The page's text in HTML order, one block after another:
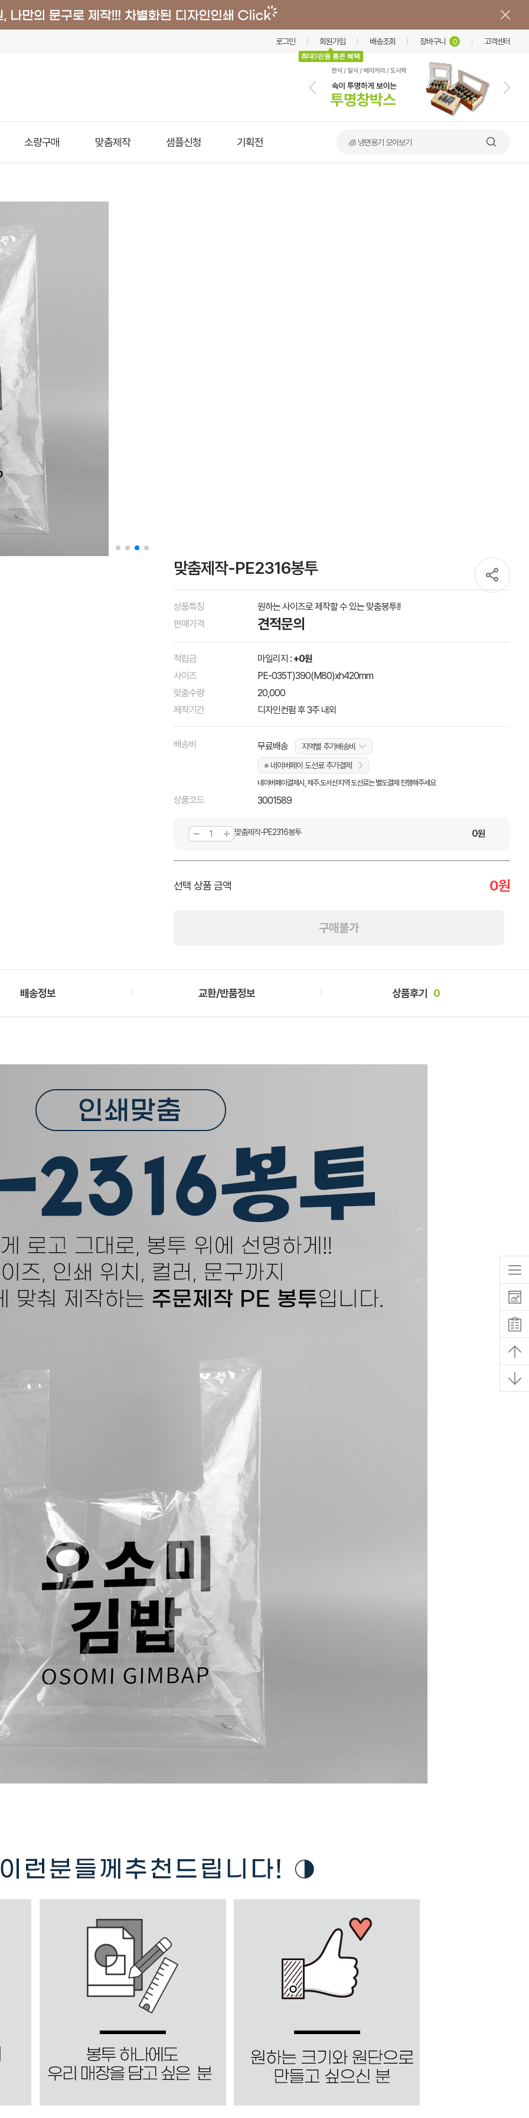
로그인 회원가입
최대5만원 통큰 혜택
배송조회 장바구니 0 고객센터
소량구매 맞춤제작 샘플신청 기획전 🍲 덮밥·비빔밥 가마솥용기
맞춤제작-PE2316봉투
상품특징
원하는 사이즈로 제작할 수 있는 맞춤봉투!!
판매가격
견적문의
적립금 마일리지 : +0원
사이즈
PE-035T)390(M80)xh420mm
맞춤수량
20,000
제작기간
디자인컨펌 후 3주 내외
배송비 무료배송
지역별 추가배송비
※ 네이버페이 도선료 추가결제
네이버페이결제시, 제주.도서산지역 도선료는 별도결제 진행해주세요
상품코드 3001589
맞춤제작-PE2316봉투 0원
선택 상품 금액 0원
구매불가
배송정보 교환/반품정보 상품후기 0